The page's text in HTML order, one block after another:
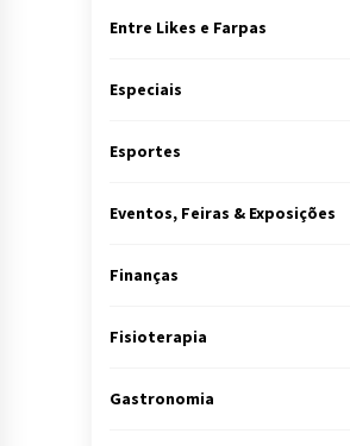
Entre Likes e Farpas
Especiais
Esportes
Eventos, Feiras & Exposições
Finanças
Fisioterapia
Gastronomia